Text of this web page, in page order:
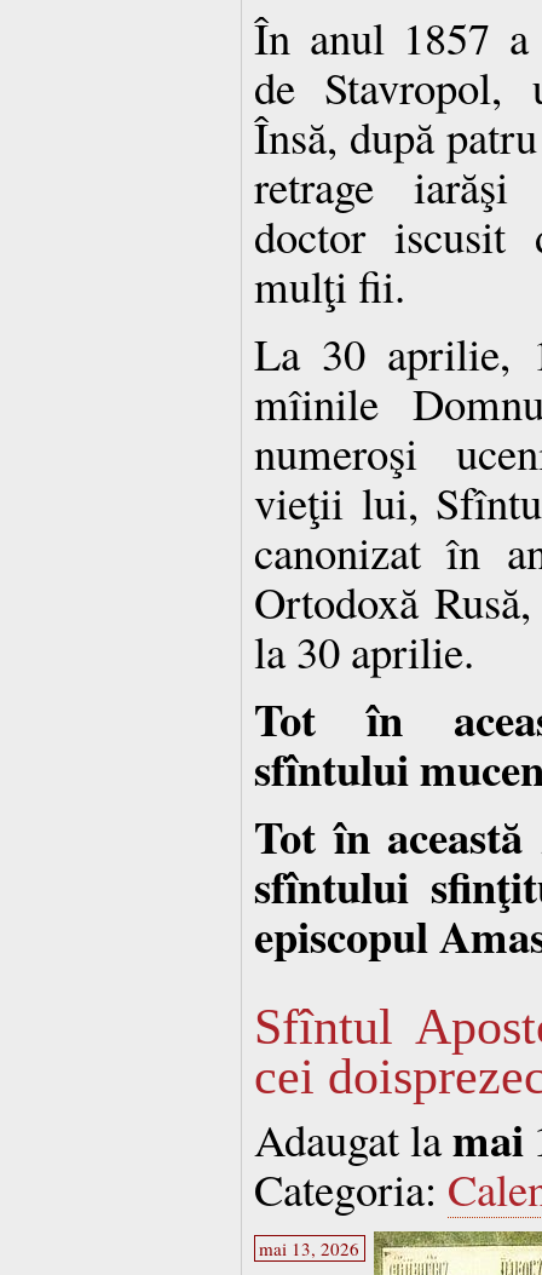
În anul 1857
de Stavropol,
Însă, după
retrage
doctor iscusit
mulţi fii.
La 30 aprilie,
mîinile
numeroşi
vieţii lui,
canonizat în
Ortodoxă
la 30 aprilie.
Tot în
sfîntului
Tot în
sfîntului
episcopul
Sfîntul
cei
Adaugat lamai
Categoria:
mai 13, 2026